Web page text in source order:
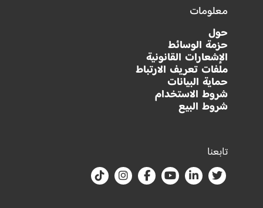
معلومات
حول
حزمة الوسائط
الإشعارات القانونية
ملفات تعريف الارتباط
حماية البيانات
شروط الاستخدام
شروط البيع
تابعنا